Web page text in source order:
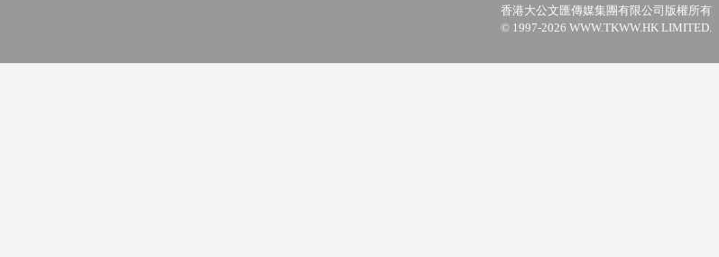
香港大公文匯傳媒集團有限公司版權所有
© 1997-2026 WWW.TKWW.HK LIMITED.